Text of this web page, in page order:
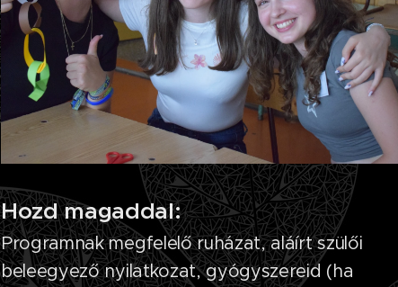
Hozd magaddal:
Programnak megfelelő ruházat, aláírt szülői
beleegyező nyilatkozat, gyógyszereid (ha